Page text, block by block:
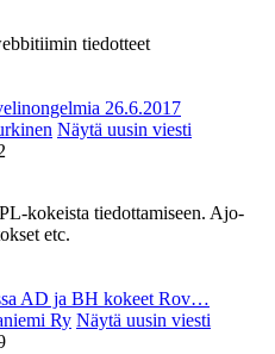
tiedotteet
26.6.2017
Näytä uusin viesti
kokeista tiedottamiseen. Ajo-
etc.
AD ja BH kokeet Rov…
Ry Näytä uusin viesti